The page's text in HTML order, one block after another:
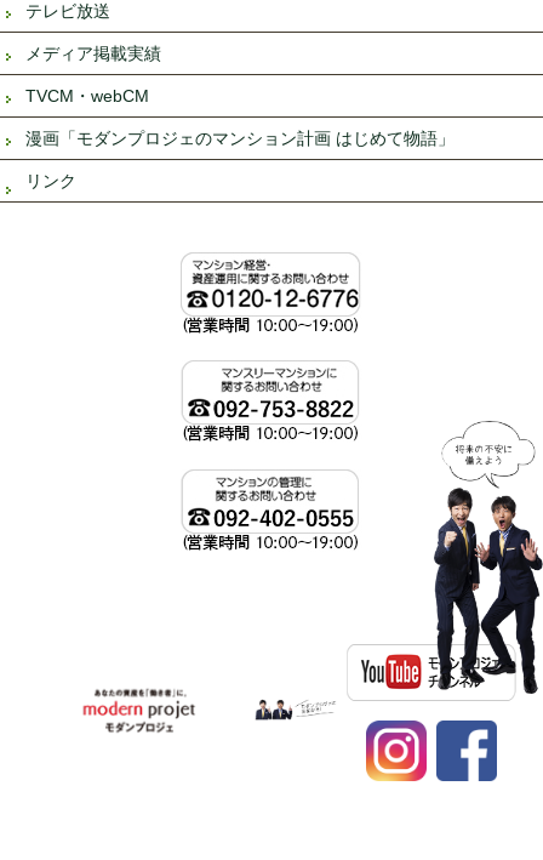
テレビ放送
メディア掲載実績
TVCM・webCM
漫画「モダンプロジェのマンション計画 はじめて物語」
リンク
資産運用、不動産投資ならモダンプロジ